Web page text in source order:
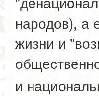
народов), а
жизни и
и